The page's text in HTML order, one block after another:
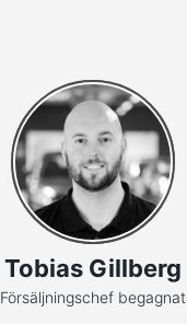
Tobias Gillberg
Försäljningschef begagnat